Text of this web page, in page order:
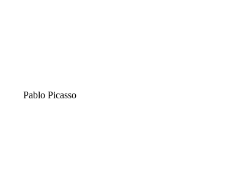
Pablo Picasso